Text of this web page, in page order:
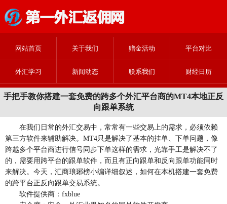
网站首页 关于我们 赠金活动 平台对比
外汇学习 新闻动态 联系我们 财经日历
手把手教你搭建一套免费的跨多个外汇平台商的MT4本地正反
向跟单系统
在我们日常的外汇交易中，常常有一些交易上的需求，必须依赖
第三方软件来辅助解决。MT4只是解决了基本的挂单、下单问题，像
跨越多个平台商进行信号同步下单这样的需求，光靠手工是解决不了
的，需要用跨平台的跟单软件，而且有正向跟单和反向跟单功能同时
来解决。今天，汇商琅琊榜小编详细叙述，如何在本机搭建一套免费
的跨平台正反向跟单交易系统。
软件提供商：fxblue